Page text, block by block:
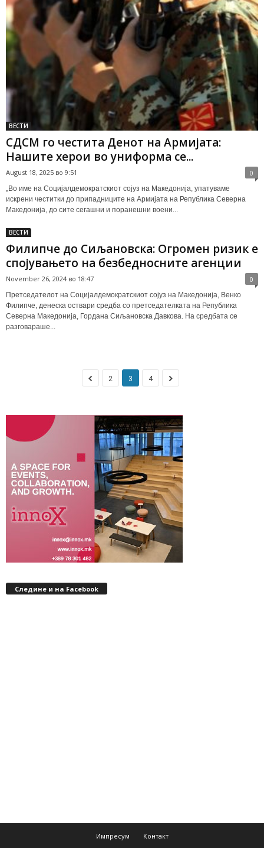
ВЕСТИ
СДСМ го честита Денот на Армијата:
Нашите херои во униформа се...
August 18, 2025 во 9:51 0
„Во име на Социјалдемократскиот сојуз на Македонија, упатуваме
искрени честитки до припадниците на Армијата на Република Северна
Македонија, до сите сегашни и поранешни воени...
ВЕСТИ
Филипче до Сиљановска: Огромен ризик е
спојувањето на безбедносните агенции
November 26, 2024 во 18:47 0
Претседателот на Социјалдемократскиот сојуз на Македонија, Венко
Филипче, денеска оствари средба со претседателката на Република
Северна Македонија, Гордана Сиљановска Давкова. На средбата се
разговараше...
2 3 4
Следине и на Facebook
Импресум Контакт